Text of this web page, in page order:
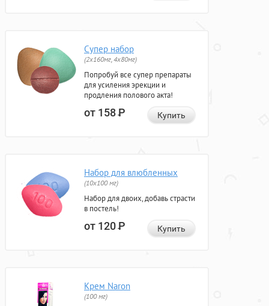
Супер набор
(2х160мг, 4х80мг)
Попробуй все супер препараты
для усиления эрекции и
продления полового акта!
от 158Р Купить
Набор для влюбленных
(10х100 мг)
Набор для двоих, добавь страсти
в постель!
от 120Р Купить
Крем Naron
(100 мг)